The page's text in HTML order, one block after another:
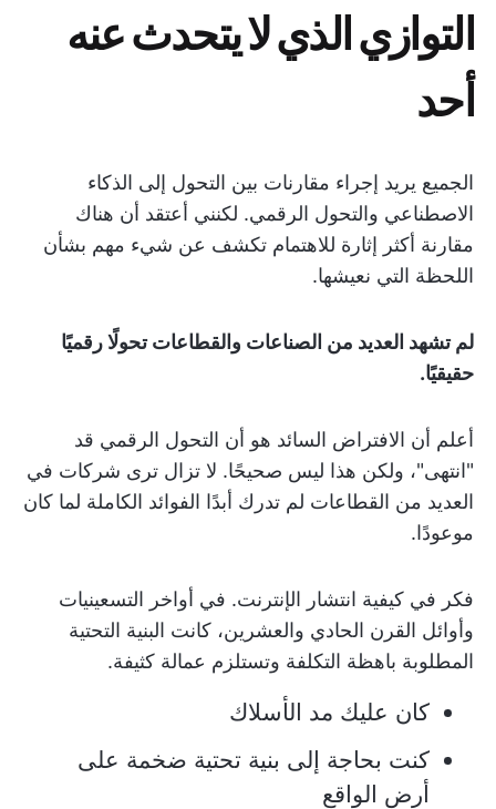
التوازي الذي لا يتحدث عنه
أحد
الجميع يريد إجراء مقارنات بين التحول إلى الذكاء
الاصطناعي والتحول الرقمي. لكنني أعتقد أن هناك
مقارنة أكثر إثارة للاهتمام تكشف عن شيء مهم بشأن
اللحظة التي نعيشها.
لم تشهد العديد من الصناعات والقطاعات تحولًا رقميًا
حقيقيًا.
أعلم أن الافتراض السائد هو أن التحول الرقمي قد
"انتهى"، ولكن هذا ليس صحيحًا. لا تزال ترى شركات في
العديد من القطاعات لم تدرك أبدًا الفوائد الكاملة لما كان
موعودًا.
فكر في كيفية انتشار الإنترنت. في أواخر التسعينيات
وأوائل القرن الحادي والعشرين، كانت البنية التحتية
المطلوبة باهظة التكلفة وتستلزم عمالة كثيفة.
كان عليك مد الأسلاك
كنت بحاجة إلى بنية تحتية ضخمة على
أرض الواقع